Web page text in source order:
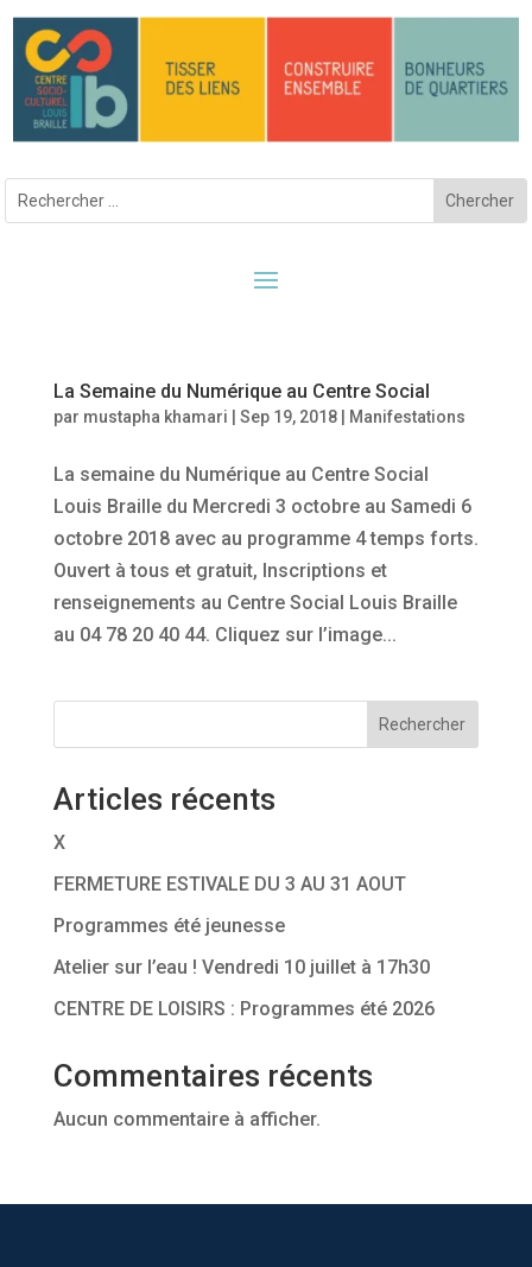
La Semaine du Numérique au Centre Social
par mustapha khamari Sep 19, 2018| Manifestations
La semaine du Numérique au Centre Social
Louis Braille du Mercredi 3 octobre au Samedi 6
octobre 2018 avec au programme 4 temps forts.
Ouvert à tous et gratuit, Inscriptions et
renseignements au Centre Social Louis Braille
au 04 78 20 40 44. Cliquez sur l’image...
Rechercher
Articles récents
X
FERMETURE ESTIVALE DU 3 AU 31 AOUT
Programmes été jeunesse
Atelier sur l’eau ! Vendredi 10 juillet à 17h30
CENTRE DE LOISIRS : Programmes été 2026
Commentaires récents
Aucun commentaire à afficher.